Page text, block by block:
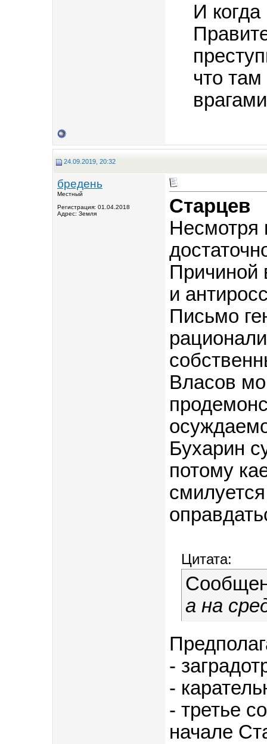
И
что там
24.09.2019, 20:32
бредень
Местный
Регистрация: 01.04.2018
Адрес: Земля
Старцев
Несмотря
Причиной
и
Письмо
Власов
Бухарин
потому
Цитата:
а на
-
-
- третье
начале